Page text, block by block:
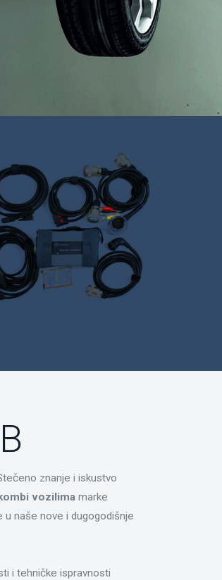
znanje i iskustvo
vozilimamarke
naše nove i dugogodišnje
i tehničke ispravnosti